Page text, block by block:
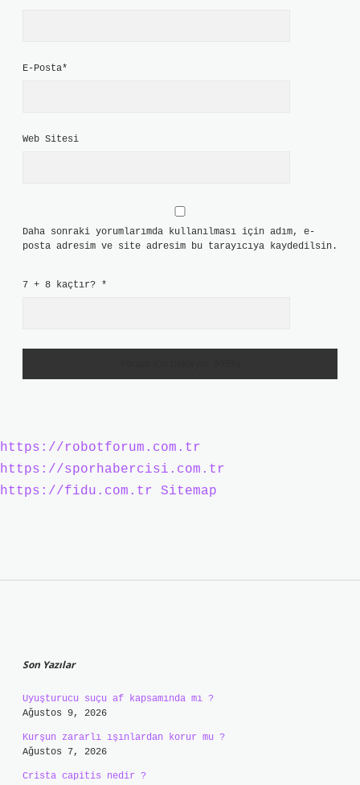
E-Posta*
Web Sitesi
Daha sonraki yorumlarımda kullanılması için adım, e-
posta adresim ve site adresim bu tarayıcıya kaydedilsin.
7 + 8 kaçtır? *
https://robotforum.com.tr
https://sporhabercisi.com.tr
https://fidu.com.tr
Sitemap
Son Yazılar
Uyuşturucu suçu af kapsamında mı ?
Ağustos 9, 2026
Kurşun zararlı ışınlardan korur mu ?
Ağustos 7, 2026
Crista capitis nedir ?